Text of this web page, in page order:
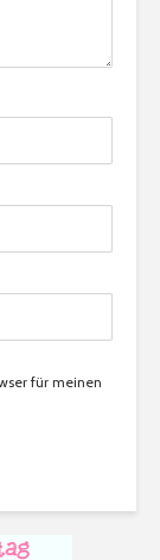
für meinen